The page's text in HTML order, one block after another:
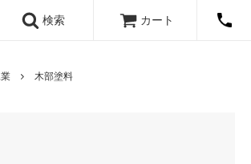
検索 カート
木部塗料